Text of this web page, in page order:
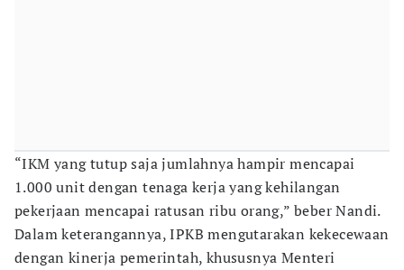
“IKM yang tutup saja jumlahnya hampir mencapai
1.000 unit dengan tenaga kerja yang kehilangan
pekerjaan mencapai ratusan ribu orang,” beber Nandi.
Dalam keterangannya, IPKB mengutarakan kekecewaan
dengan kinerja pemerintah, khususnya Menteri